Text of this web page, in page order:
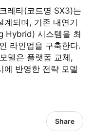
레타(코드명 SX3)는
계되며, 기존 내연기
Hybrid) 시스템을 최
라인업을 구축한다.
델은 플랫폼 교체,
에 반영한 전략 모델
Share